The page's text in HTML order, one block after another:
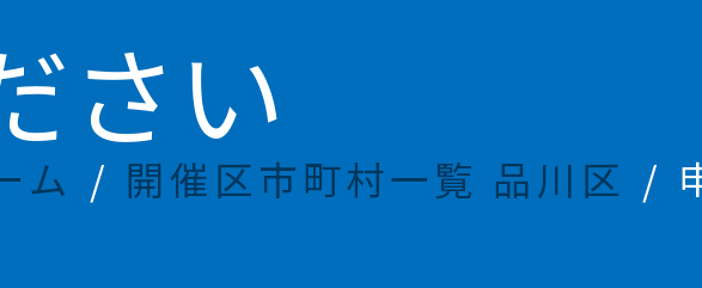
さい
ム / 開催区市町村一覧 品川区 /